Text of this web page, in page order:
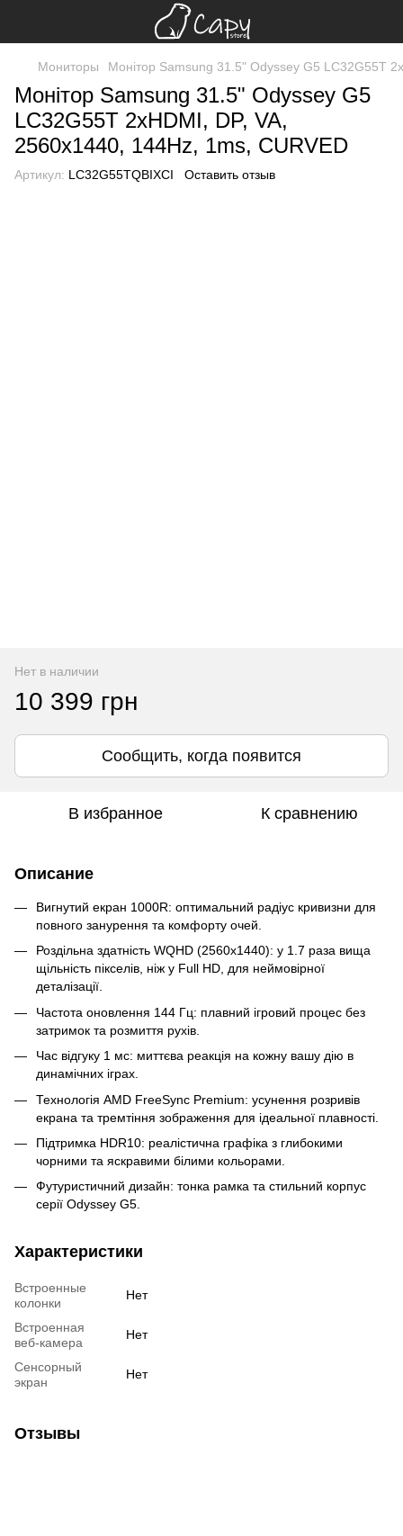
Мониторы Монітор Samsung 31.5" Odyssey G5 LC32G55T
Монітор Samsung 31.5" Odyssey G5
LC32G55T 2xHDMI, DP, VA,
2560x1440, 144Hz, 1ms, CURVED
Артикул: LC32G55TQBIXCI Оставить отзыв
Нет в наличии
10 399 грн
Сообщить, когда появится
В избранное К сравнению
Описание
Вигнутий екран 1000R: оптимальний радіус кривизни для
повного занурення та комфорту очей.
Роздільна здатність WQHD (2560x1440): у 1.7 раза вища
щільність пікселів, ніж у Full HD, для неймовірної
деталізації.
Частота оновлення 144 Гц: плавний ігровий процес без
затримок та розмиття рухів.
Час відгуку 1 мс: миттєва реакція на кожну вашу дію в
динамічних іграх.
Технологія AMD FreeSync Premium: усунення розривів
екрана та тремтіння зображення для ідеальної плавності.
Підтримка HDR10: реалістична графіка з глибокими
чорними та яскравими білими кольорами.
Футуристичний дизайн: тонка рамка та стильний корпус
серії Odyssey G5.
Характеристики
Встроенные
колонки
Нет
Встроенная
веб-камера
Нет
Сенсорный
экран
Нет
Отзывы